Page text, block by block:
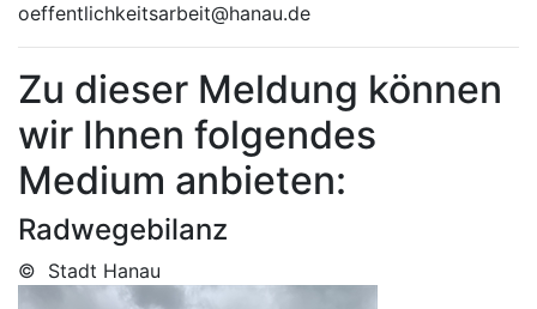
oeffentlichkeitsarbeit@hanau.de
Zu dieser Meldung können
wir Ihnen folgendes
Medium anbieten:
Radwegebilanz
© Stadt Hanau